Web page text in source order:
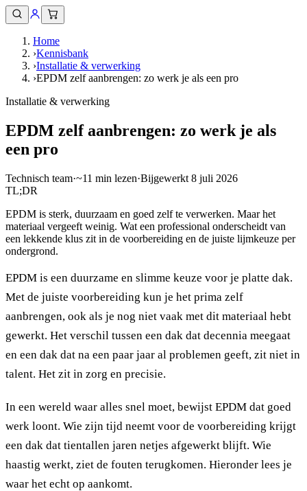
Home
›Kennisbank
›Installatie & verwerking
›EPDM zelf aanbrengen: zo werk je als een pro
Installatie & verwerking
EPDM zelf aanbrengen: zo werk je als
een pro
Technisch team·~11 min lezen·Bijgewerkt 8 juli 2026
TL;DR
EPDM is sterk, duurzaam en goed zelf te verwerken. Maar het
materiaal vergeeft weinig. Wat een professional onderscheidt van
een lekkende klus zit in de voorbereiding en de juiste lijmkeuze per
ondergrond.
EPDM is een duurzame en slimme keuze voor je platte dak.
Met de juiste voorbereiding kun je het prima zelf
aanbrengen, ook als je nog niet vaak met dit materiaal hebt
gewerkt. Het verschil tussen een dak dat decennia meegaat
en een dak dat na een paar jaar al problemen geeft, zit niet in
talent. Het zit in zorg en precisie.
In een wereld waar alles snel moet, bewijst EPDM dat goed
werk loont. Wie zijn tijd neemt voor de voorbereiding krijgt
een dak dat tientallen jaren netjes afgewerkt blijft. Wie
haastig werkt, ziet de fouten terugkomen. Hieronder lees je
waar het echt op aankomt.